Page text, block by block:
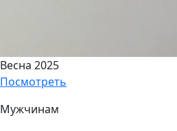
Весна 2025
Посмотреть
Мужчинам